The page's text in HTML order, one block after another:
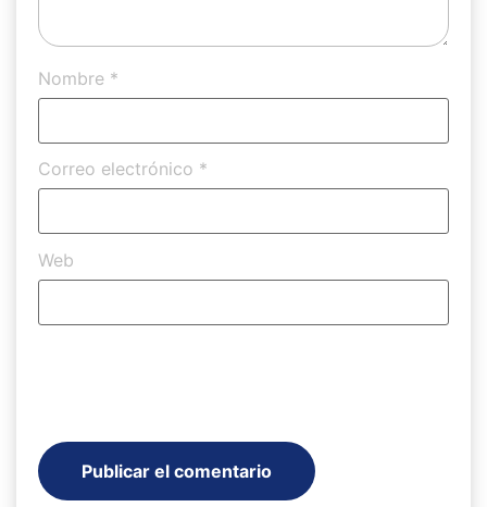
Nombre *
Correo electrónico *
Web